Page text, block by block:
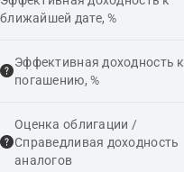
ближайшей дате, %
Эффективная доходность к
погашению, %
Оценка облигации /
Справедливая доходность
аналогов